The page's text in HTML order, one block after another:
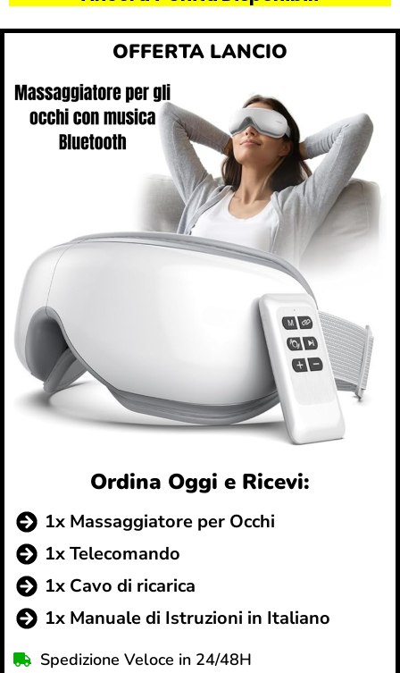
OFFERTA LANCIO
Ordina Oggi e Ricevi:
1x Massaggiatore per Occhi
1x Telecomando
1x Cavo di ricarica
1x Manuale di Istruzioni in Italiano
Spedizione Veloce in 24/48H